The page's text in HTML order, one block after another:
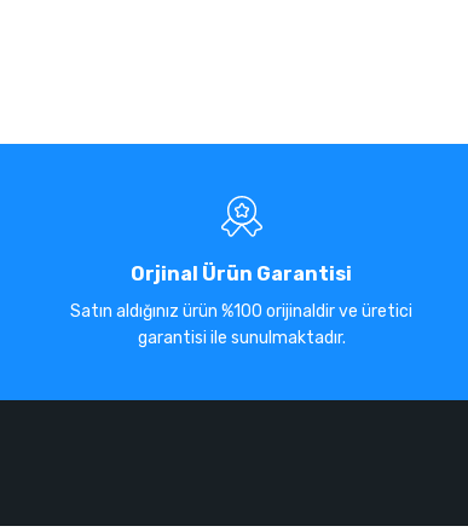
Orjinal Ürün Garantisi
Satın aldığınız ürün %100 orijinaldir ve üretici
garantisi ile sunulmaktadır.